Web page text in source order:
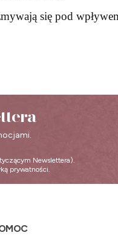
się pod
Newslettera).
prywatności.